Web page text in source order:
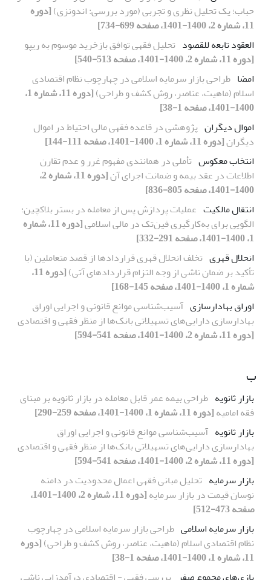
حباب؛ یک تحلیل نظری و تجربی (مورد بررسی: اندونزی)[دوره
11، شماره 2، 1400-1401، صفحه 699-734]
العقود تابعه للقصود تحلیل فقهی توافق بازخرید موسوم به ریپو
[دوره 11، شماره 2، 1400-1401، صفحه 513-540]
امضا طراحی بازار سرمایه اسلامی در چهارچوب نظام اقتصادی
اسلام (ماهیت، عناصر، روش کشف و طراحی)
[دوره 11، شماره 1،
1400-1401، صفحه 1-38]
اموال دیگران پژوهشی در قاعده فقهی مالی احتیاط در اموال
دیگران[دوره 11، شماره 1، 1400-1401، صفحه 111-144]
انتخاب معکوس تأملی در همانندی مفهوم غرر و عدم تقارن
اطلاعات در عقد بیمه و ضمانت اجرای آن
[دوره 11، شماره 2،
1400-1401، صفحه 805-836]
انتقال مالکیت عملیات پردازش پس از معامله در بستر بلاکچین؛
الگویی برای به‌کارگیری فین‌تک در مالی اسلامی
[دوره 11، شماره
1، 1400-1401، صفحه 291-332]
انحلال قهری تخلف انحلال قهری قراردادها از قصد متعاملین (با
تأکید بر ضمان ناشی از وجه التزام قراردادهای آتی)
[دوره 11،
شماره 1، 1400-1401، صفحه 145-168]
اوراق بهادارسازی آسیب‌شناسی موانع قانونی و اجرایی اوراق
بهادارسازی دارایی‌های تسهیلاتی بانک‌ها از منظر فقهی و اقتصادی
[دوره 11، شماره 2، 1400-1401، صفحه 541-594]
ب
بازار ثانویه طراحی بیمه عمر قابل معامله در بازار ثانویه بر مبنای
فقه امامیه[دوره 11، شماره 1، 1400-1401، صفحه 259-290]
بازار ثانویه آسیب‌شناسی موانع قانونی و اجرایی اوراق
بهادارسازی دارایی‌های تسهیلاتی بانک‌ها از منظر فقهی و اقتصادی
[دوره 11، شماره 2، 1400-1401، صفحه 541-594]
بازار سرمایه تحلیل مبانی فقهی اعمال محدودیت در دامنه
نوسان قیمت در بازار سرمایه
[دوره 11، شماره 2، 1400-1401،
صفحه 473-512]
بازار سرمایه اسلامی طراحی بازار سرمایه اسلامی در چهارچوب
نظام اقتصادی اسلام (ماهیت، عناصر، روش کشف و طراحی)[دوره
11، شماره 1، 1400-1401، صفحه 1-38]